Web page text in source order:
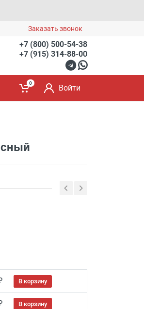
Заказать звонок
+7 (800) 500-54-38
+7 (915) 314-88-00
0
Войти
В корзину
В корзину